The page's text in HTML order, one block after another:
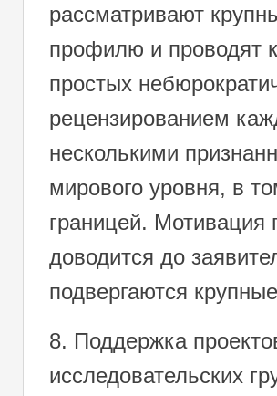
рассматривают
профилю и проводят
простых
рецензированием
несколькими
мирового уровня, в
границей.
доводится до
подвергаются
8. Поддержка
исследовательских